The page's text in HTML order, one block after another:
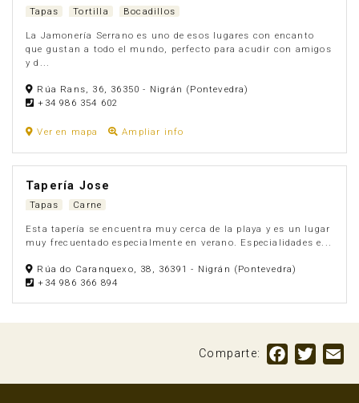
Tapas Tortilla Bocadillos
La Jamonería Serrano es uno de esos lugares con encanto
que gustan a todo el mundo, perfecto para acudir con amigos
y d...
Rúa Rans, 36, 36350 - Nigrán (Pontevedra)
+34 986 354 602
Ver en mapa Ampliar info
Tapería Jose
Tapas Carne
Esta tapería se encuentra muy cerca de la playa y es un lugar
muy frecuentado especialmente en verano. Especialidades e...
Rúa do Caranquexo, 38, 36391 - Nigrán (Pontevedra)
+34 986 366 894
Comparte: Facebook